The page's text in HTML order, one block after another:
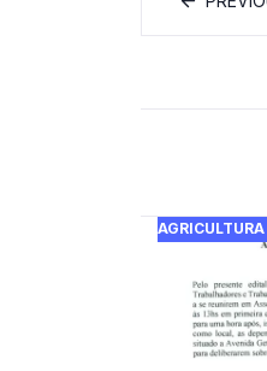
AGRICULTURA